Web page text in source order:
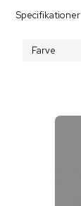
Specifikationer
Farve